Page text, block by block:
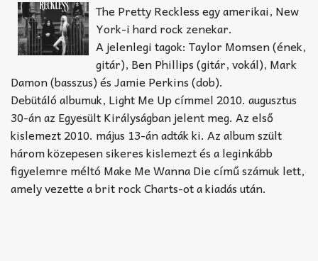
TABok
The Pretty Reckless egy amerikai, New
York-i hard rock zenekar.
A jelenlegi tagok: Taylor Momsen (ének,
gitár), Ben Phillips (gitár, vokál), Mark
Damon (basszus) és Jamie Perkins (dob).
Debütáló albumuk, Light Me Up címmel 2010. augusztus
30-án az Egyesült Királyságban jelent meg. Az első
kislemezt 2010. május 13-án adták ki. Az album szült
három közepesen sikeres kislemezt és a leginkább
figyelemre méltó Make Me Wanna Die című számuk lett,
amely vezette a brit rock Charts-ot a kiadás után.